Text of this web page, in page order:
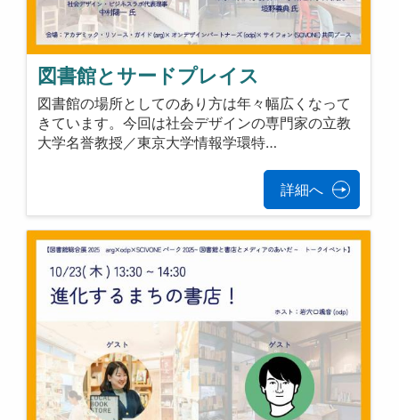
図書館とサードプレイス
図書館の場所としてのあり方は年々幅広くなって
きています。今回は社会デザインの専門家の立教
大学名誉教授／東京大学情報学環特…
詳細へ